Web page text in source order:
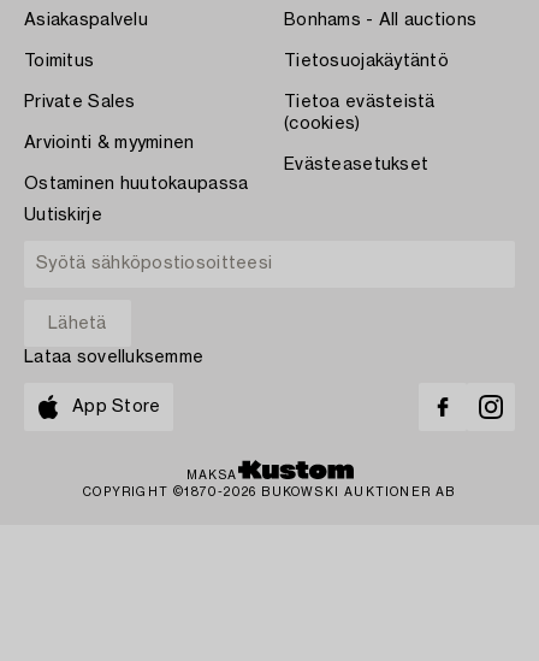
Asiakaspalvelu
Toimitus
Private Sales
Arviointi & myyminen
Ostaminen huutokaupassa
Bonhams - All auctions
Tietosuojakäytäntö
Tietoa evästeistä
(cookies)
Evästeasetukset
Uutiskirje
Lataa sovelluksemme
App Store
MAKSA
COPYRIGHT ©1870-2026 BUKOWSKI AUKTIONER AB